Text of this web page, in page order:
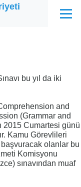
Menü
bu yıl da iki
and
(Grammar and
2015 Cumartesi günü
Kamu Görevlileri
olanlar bu
Komisyonu
sınavından muaf